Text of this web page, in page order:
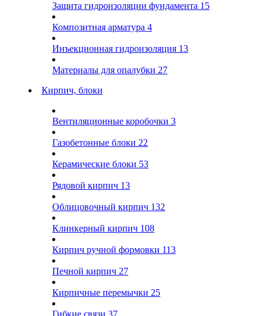
Защита гидроизоляции фундамента 15
Композитная арматура 4
Инъекционная гидроизоляция 13
Материалы для опалубки 27
Кирпич, блоки
Вентиляционные коробочки 3
Газобетонные блоки 22
Керамические блоки 53
Рядовой кирпич 13
Облицовочный кирпич 132
Клинкерный кирпич 108
Кирпич ручной формовки 113
Печной кирпич 27
Кирпичные перемычки 25
Гибкие связи 37